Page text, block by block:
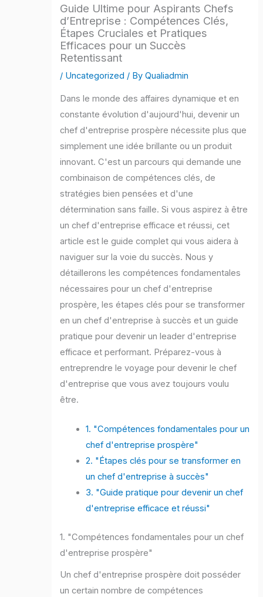
Guide Ultime pour Aspirants Chefs
d’Entreprise : Compétences Clés,
Étapes Cruciales et Pratiques
Efficaces pour un Succès
Retentissant
/ Uncategorized / ByQualiadmin
Dans le monde des affaires dynamique et en
constante évolution d'aujourd'hui, devenir un
chef d'entreprise prospère nécessite plus que
simplement une idée brillante ou un produit
innovant. C'est un parcours qui demande une
combinaison de compétences clés, de
stratégies bien pensées et d'une
détermination sans faille. Si vous aspirez à être
un chef d'entreprise efficace et réussi, cet
article est le guide complet qui vous aidera à
naviguer sur la voie du succès. Nous y
détaillerons les compétences fondamentales
nécessaires pour un chef d'entreprise
prospère, les étapes clés pour se transformer
en un chef d'entreprise à succès et un guide
pratique pour devenir un leader d'entreprise
efficace et performant. Préparez-vous à
entreprendre le voyage pour devenir le chef
d'entreprise que vous avez toujours voulu
être.
1. "Compétences fondamentales pour un
chef d'entreprise prospère"
2. "Étapes clés pour se transformer en
un chef d'entreprise à succès"
3. "Guide pratique pour devenir un chef
d'entreprise efficace et réussi"
1. "Compétences fondamentales pour un chef
d'entreprise prospère"
Un chef d'entreprise prospère doit posséder
un certain nombre de compétences